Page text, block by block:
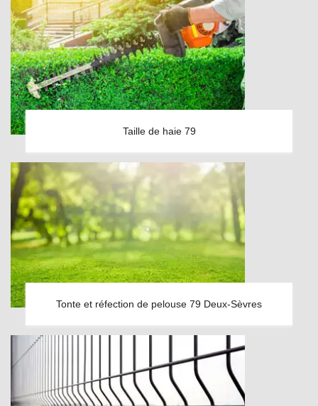
Taille de haie 79
Tonte et réfection de pelouse 79 Deux-Sèvres